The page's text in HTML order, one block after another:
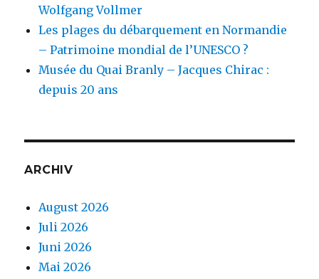
Wolfgang Vollmer
Les plages du débarquement en Normandie
– Patrimoine mondial de l’UNESCO ?
Musée du Quai Branly – Jacques Chirac :
depuis 20 ans
ARCHIV
August 2026
Juli 2026
Juni 2026
Mai 2026